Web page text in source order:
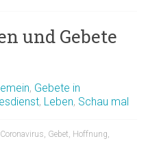
und Gebete
, Gebete in
, Leben, Schau mal
Coronavirus Gebet Hoffnung